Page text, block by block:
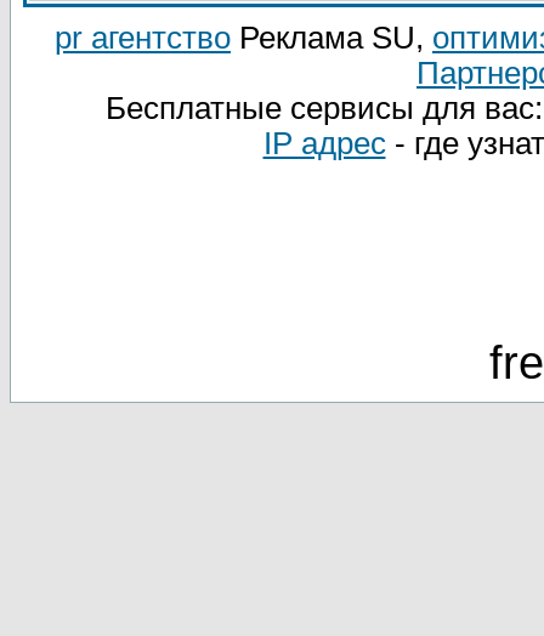
pr агентство Реклама SU,
Бесплатные сервисы для
IP адрес- где